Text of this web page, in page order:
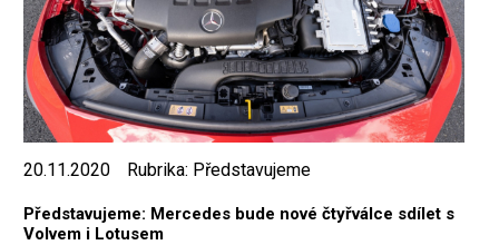
20.11.2020 Rubrika: Představujeme
Představujeme: Mercedes bude nové čtyřválce sdílet s
Volvem i Lotusem